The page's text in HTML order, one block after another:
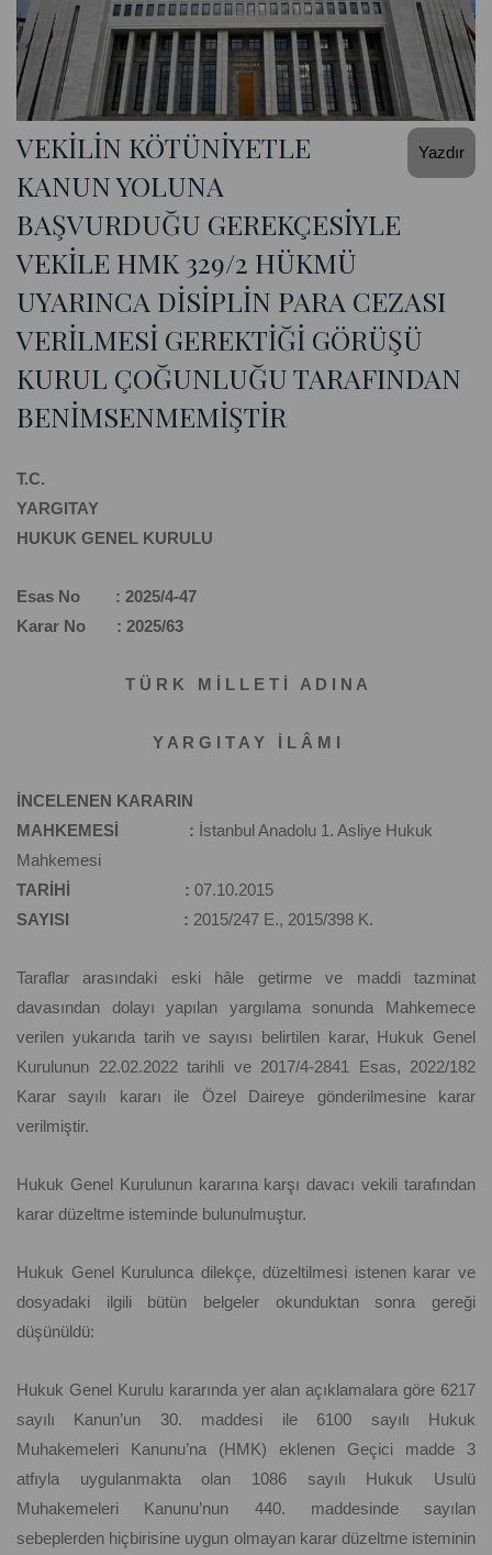
Yazdır
VEKİLİN KÖTÜNİYETLE
KANUN YOLUNA
BAŞVURDUĞU GEREKÇESİYLE
VEKİLE HMK 329/2 HÜKMÜ
UYARINCA DİSİPLİN PARA CEZASI
VERİLMESİ GEREKTİĞİ GÖRÜŞÜ
KURUL ÇOĞUNLUĞU TARAFINDAN
BENİMSENMEMİŞTİR
T.C.
YARGITAY
HUKUK GENEL KURULU
Esas No : 2025/4-47
Karar No : 2025/63
T Ü R K M İ L L E T İ A D I N A
Y A R G I T A Y İ L Â M I
İNCELENEN KARARIN
MAHKEMESİ : İstanbul Anadolu 1. Asliye Hukuk
Mahkemesi
TARİHİ : 07.10.2015
SAYISI : 2015/247 E., 2015/398 K.
Taraflar arasındaki eski hâle getirme ve maddi tazminat
davasından dolayı yapılan yargılama sonunda Mahkemece
verilen yukarıda tarih ve sayısı belirtilen karar, Hukuk Genel
Kurulunun 22.02.2022 tarihli ve 2017/4-2841 Esas, 2022/182
Karar sayılı kararı ile Özel Daireye gönderilmesine karar
verilmiştir.
Hukuk Genel Kurulunun kararına karşı davacı vekili tarafından
karar düzeltme isteminde bulunulmuştur.
Hukuk Genel Kurulunca dilekçe, düzeltilmesi istenen karar ve
dosyadaki ilgili bütün belgeler okunduktan sonra gereği
düşünüldü:
Hukuk Genel Kurulu kararında yer alan açıklamalara göre 6217
sayılı Kanun’un 30. maddesi ile 6100 sayılı Hukuk
Muhakemeleri Kanunu’na (HMK) eklenen Geçici madde 3
atfıyla uygulanmakta olan 1086 sayılı Hukuk Usulü
Muhakemeleri Kanunu’nun 440. maddesinde sayılan
sebeplerden hiçbirisine uygun olmayan karar düzeltme isteminin